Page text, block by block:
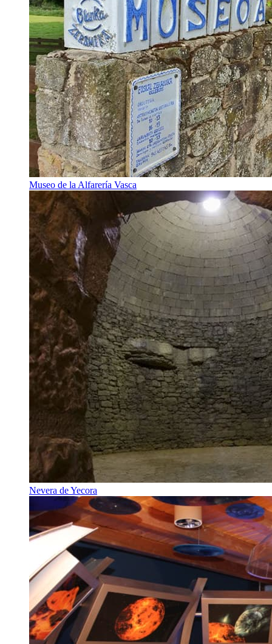
Museo de la Alfarería Vasca
Nevera de Yecora